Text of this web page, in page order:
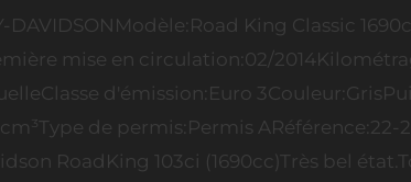
DAVIDSONModèle:Road King Classic
mise en circulation:02/
d'émission:Euro
cm³Type de permis:Permis ARéférence:22-
RoadKing 103ci (1690cc)Très bel